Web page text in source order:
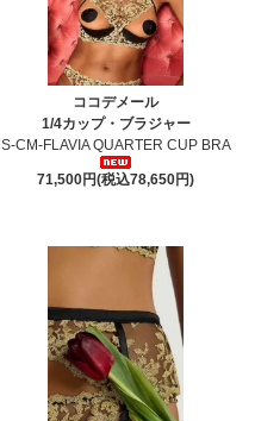
ココデメール
1/4カップ・ブラジャー
S-CM-FLAVIA QUARTER CUP BRA
71,500円(税込78,650円)